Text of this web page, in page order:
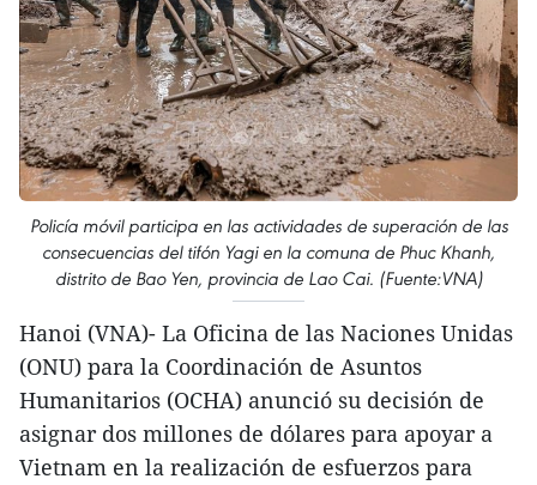
Policía móvil participa en las actividades de superación de las
consecuencias del tifón Yagi en la comuna de Phuc Khanh,
distrito de Bao Yen, provincia de Lao Cai. (Fuente:VNA)
Hanoi (VNA)- La Oficina de las Naciones Unidas
(ONU) para la Coordinación de Asuntos
Humanitarios (OCHA) anunció su decisión de
asignar dos millones de dólares para apoyar a
Vietnam en la realización de esfuerzos para